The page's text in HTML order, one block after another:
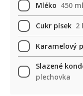
Mléko 450 ml
Cukr písek 2
Karamelový
Slazené
plechovka